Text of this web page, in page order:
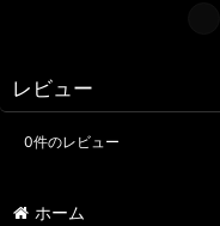
レビュー
0件のレビュー
ホーム